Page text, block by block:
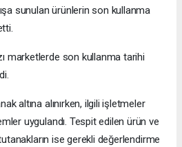
sunulan ürünlerin son kullanma
marketlerde son kullanma tarihi
altına alınırken, ilgili işletmeler
uygulandı. Tespit edilen ürün ve
ise gerekli değerlendirme